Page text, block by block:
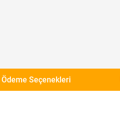
Ödeme Seçenekleri